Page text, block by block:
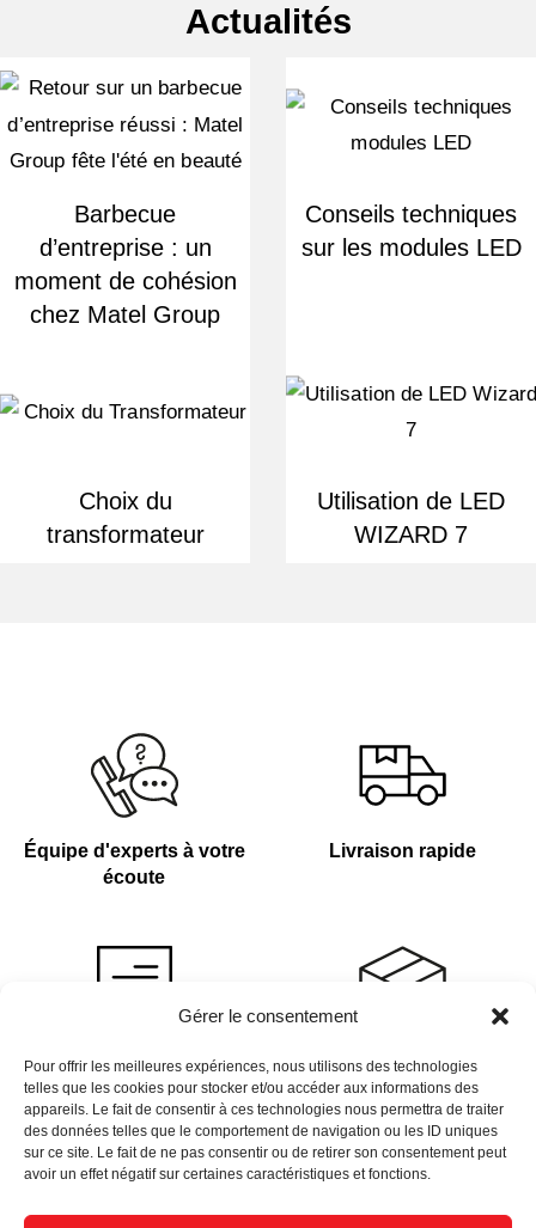
Gérer le consentement
Pour offrir les meilleures expériences, nous utilisons des technologies
telles que les cookies pour stocker et/ou accéder aux informations des
appareils. Le fait de consentir à ces technologies nous permettra de traiter
des données telles que le comportement de navigation ou les ID uniques
sur ce site. Le fait de ne pas consentir ou de retirer son consentement peut
avoir un effet négatif sur certaines caractéristiques et fonctions.
Actualités
Barbecue
d’entreprise : un
moment de cohésion
chez Matel Group
Conseils techniques
sur les modules LED
Choix du
transformateur
Utilisation de LED
WIZARD 7
Équipe d'experts à votre
écoute
Livraison rapide
Devis sur demande
Plus de 4 000 références
en stock